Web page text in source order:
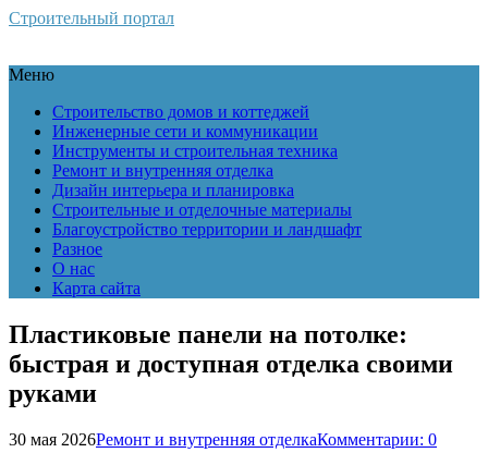
Строительный портал
Меню
Строительство домов и коттеджей
Инженерные сети и коммуникации
Инструменты и строительная техника
Ремонт и внутренняя отделка
Дизайн интерьера и планировка
Строительные и отделочные материалы
Благоустройство территории и ландшафт
Разное
О нас
Карта сайта
Пластиковые панели на потолке:
быстрая и доступная отделка своими
руками
30 мая 2026Ремонт и внутренняя отделкаКомментарии: 0